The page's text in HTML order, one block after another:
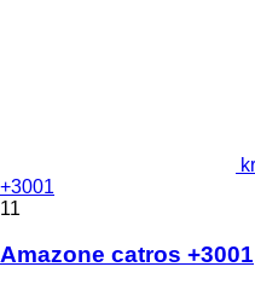
+3001
11
Amazone catros +3001